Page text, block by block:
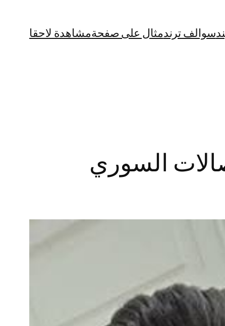
سوالف ترندمثال على صفحةمشاهدة لاحقا
السوري